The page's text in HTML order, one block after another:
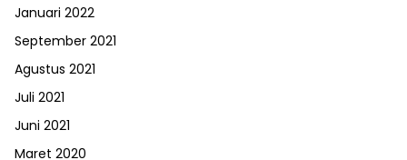
Januari 2022
September 2021
Agustus 2021
Juli 2021
Juni 2021
Maret 2020